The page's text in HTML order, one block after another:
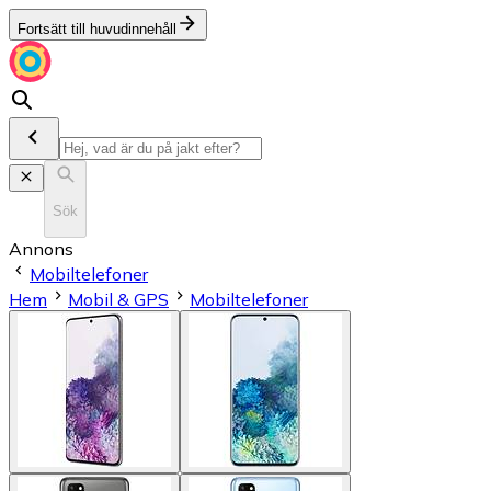
Fortsätt till huvudinnehåll
Sök
Annons
Mobiltelefoner
Hem
Mobil & GPS Mobiltelefoner